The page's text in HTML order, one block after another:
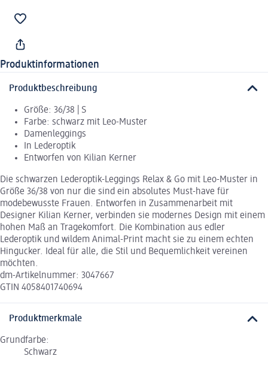
Produktinformationen
Produktbeschreibung
Größe: 36/38 | S
Farbe: schwarz mit Leo-Muster
Damenleggings
In Lederoptik
Entworfen von Kilian Kerner
Die schwarzen Lederoptik-Leggings Relax & Go mit Leo-Muster in
Größe 36/38 von nur die sind ein absolutes Must-have für
modebewusste Frauen. Entworfen in Zusammenarbeit mit
Designer Kilian Kerner, verbinden sie modernes Design mit einem
hohen Maß an Tragekomfort. Die Kombination aus edler
Lederoptik und wildem Animal-Print macht sie zu einem echten
Hingucker. Ideal für alle, die Stil und Bequemlichkeit vereinen
möchten.
dm-Artikelnummer: 3047667
GTIN 4058401740694
Produktmerkmale
Grundfarbe:
Schwarz